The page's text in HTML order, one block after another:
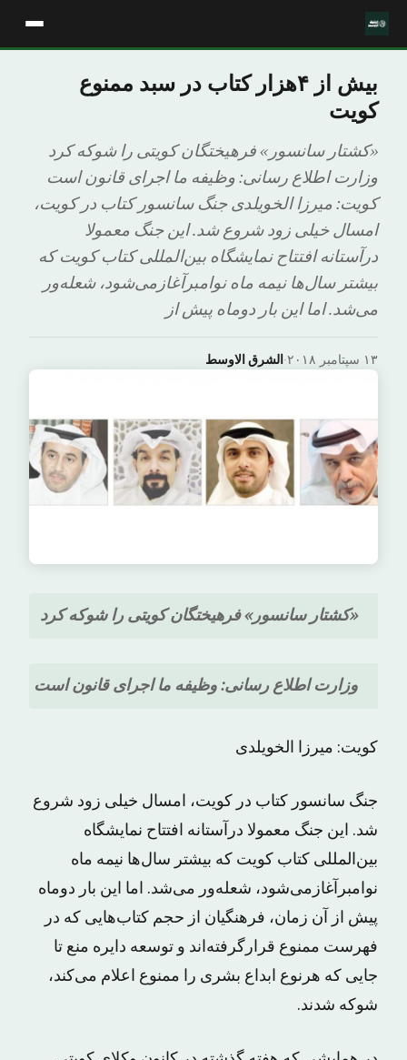
بیش از ۴هزار کتاب در سبد ممنوع
کویت
«کشتار سانسور» فرهیختگان کویتی را شوکه کرد
وزارت اطلاع رسانی: وظیفه ما اجرای قانون است
کویت: میرزا الخویلدی جنگ سانسور کتاب در کویت،
امسال خیلی زود شروع شد. این جنگ معمولا
درآستانه افتتاح نمایشگاه بین‌المللی کتاب کویت که
بیشتر سال‌ها نیمه ماه نوامبرآغازمی‌شود، شعله‌ور
می‌شد. اما این بار دوماه پیش از
الشرق الاوسط· ۱۳ سپتامبر ۲۰۱۸
«کشتار سانسور» فرهیختگان کویتی را شوکه کرد
وزارت اطلاع رسانی: وظیفه ما اجرای قانون است
کویت: میرزا الخویلدی
جنگ سانسور کتاب در کویت، امسال خیلی زود شروع
شد. این جنگ معمولا درآستانه افتتاح نمایشگاه
بین‌المللی کتاب کویت که بیشتر سال‌ها نیمه ماه
نوامبرآغازمی‌شود، شعله‌ور می‌شد. اما این بار دوماه
پیش از آن زمان، فرهنگیان از حجم کتاب‌هایی که در
فهرست ممنوع قرارگرفته‌اند و توسعه دایره منع تا
جایی که هرنوع ابداع بشری را ممنوع اعلام می‌کند،
شوکه شدند.